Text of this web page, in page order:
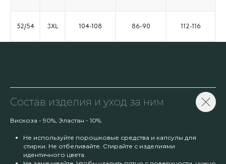
52/54 3XL 104-108 86-90 112-116
Состав изделия и уход за ним
Вискоза - 90%, Эластан - 10%.
Не используйте порошковые средства и капсулы для
стирки. Не отбеливайте. Стирайте с изделиями
идентичного цвета.